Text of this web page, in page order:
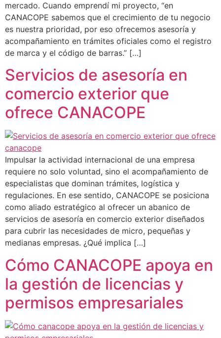
mercado. Cuando emprendí mi proyecto, “en
CANACOPE sabemos que el crecimiento de tu negocio
es nuestra prioridad, por eso ofrecemos asesoría y
acompañamiento en trámites oficiales como el registro
de marca y el código de barras.” […]
Servicios de asesoría en
comercio exterior que
ofrece CANACOPE
Impulsar la actividad internacional de una empresa
requiere no solo voluntad, sino el acompañamiento de
especialistas que dominan trámites, logística y
regulaciones. En ese sentido, CANACOPE se posiciona
como aliado estratégico al ofrecer un abanico de
servicios de asesoría en comercio exterior diseñados
para cubrir las necesidades de micro, pequeñas y
medianas empresas. ¿Qué implica […]
Cómo CANACOPE apoya en
la gestión de licencias y
permisos empresariales